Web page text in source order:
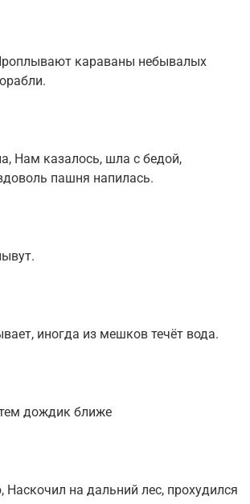
караваны небывалых
Нам казалось, шла с бедой,
пашня напилась.
иногда из мешков течёт вода.
дождик ближе
на дальний лес, прохудился